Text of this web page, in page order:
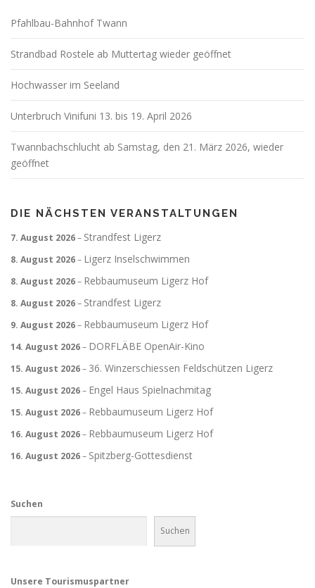
Pfahlbau-Bahnhof Twann
Strandbad Rostele ab Muttertag wieder geöffnet
Hochwasser im Seeland
Unterbruch Vinifuni 13. bis 19. April 2026
Twannbachschlucht ab Samstag, den 21. März 2026, wieder
geöffnet
DIE NÄCHSTEN VERANSTALTUNGEN
7. August 2026– Strandfest Ligerz
8. August 2026– Ligerz Inselschwimmen
8. August 2026– Rebbaumuseum Ligerz Hof
8. August 2026– Strandfest Ligerz
9. August 2026– Rebbaumuseum Ligerz Hof
14. August 2026– DORFLÄBE OpenAir-Kino
15. August 2026– 36. Winzerschiessen Feldschützen Ligerz
15. August 2026– Engel Haus Spielnachmitag
15. August 2026– Rebbaumuseum Ligerz Hof
16. August 2026– Rebbaumuseum Ligerz Hof
16. August 2026– Spitzberg-Gottesdienst
Suchen
Suchen
Unsere Tourismuspartner